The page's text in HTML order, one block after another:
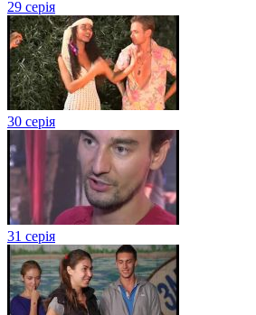
29 серія
30 серія
31 серія